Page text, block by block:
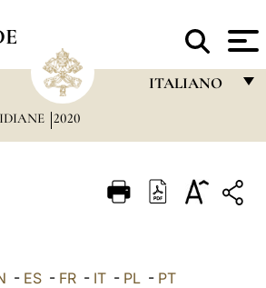
ITALIANO
ITALIANO
2020
- ES - FR - IT - PL - PT